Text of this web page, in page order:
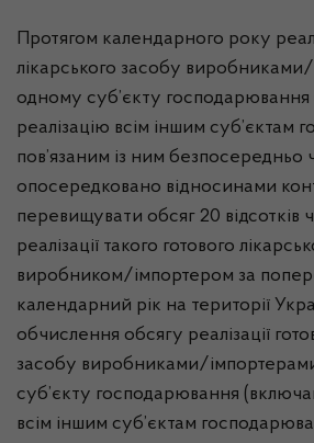
Протягом календарного року
лікарського засобу
одному суб’єкту
реалізацію всім іншим суб’єктам
пов’язаним із ним безпосередньо
опосередковано відносинами
перевищувати обсяг 20 відсотків
реалізації такого готового
виробником/імпортером за
календарний рік на території
обчислення обсягу реалізації
засобу виробниками/
суб’єкту господарювання
всім іншим суб’єктам